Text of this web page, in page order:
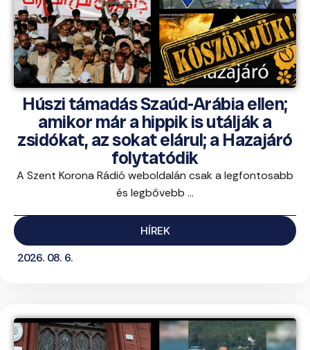
Húszi támadás Szaúd-Arábia ellen;
amikor már a hippik is utálják a
zsidókat, az sokat elárul; a Hazajáró
folytatódik
A Szent Korona Rádió weboldalán csak a legfontosabb
és legbővebb ...
HÍREK
2026. 08. 6.